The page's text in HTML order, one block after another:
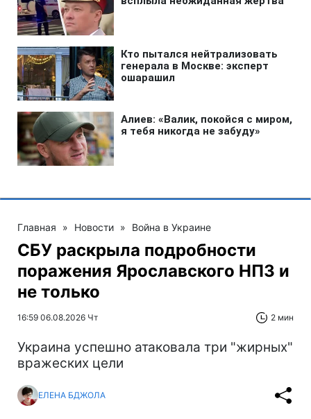
Главная » Новости » Война в Украине
СБУ раскрыла подробности
поражения Ярославского НПЗ и
не только
16:59 06.08.2026 Чт 2 мин
Украина успешно атаковала три "жирных"
вражеских цели
ЕЛЕНА БДЖОЛА